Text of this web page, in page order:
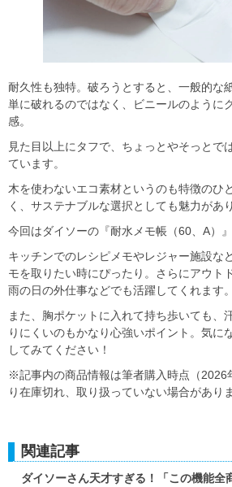
耐久性も独特。破ろうとすると、一般的な
単に破れるのではなく、ビニールのように
感。
見た目以上にタフで、ちょっとやそっとで
ています。
木を使わないエコ素材というのも特徴のひ
く、サステナブルな選択としても魅力があ
今回はダイソーの『耐水メモ帳（60、A）
キッチンでのレシピメモやレジャー施設な
モを取りたい時にぴったり。さらにアウト
雨の日の外仕事などでも活躍してくれます。
また、胸ポケットに入れて持ち歩いても、
りにくいのもかなり心強いポイント。気に
してみてください！
※記事内の商品情報は筆者購入時点（2026
り在庫切れ、取り扱っていない場合がありま
関連記事
ダイソーさん天才すぎる！「この機能全